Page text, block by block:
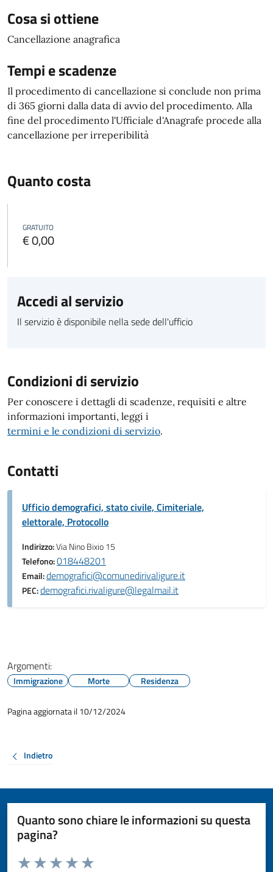
Cosa si ottiene
Cancellazione anagrafica
Tempi e scadenze
Il procedimento di cancellazione si conclude non prima
di 365 giorni dalla data di avvio del procedimento. Alla
fine del procedimento l'Ufficiale d'Anagrafe procede alla
cancellazione per irreperibilità
Quanto costa
GRATUITO
€ 0,00
Accedi al servizio
Il servizio è disponibile nella sede dell'ufficio
Condizioni di servizio
Per conoscere i dettagli di scadenze, requisiti e altre
informazioni importanti, leggi i
termini e le condizioni di servizio.
Contatti
Ufficio demografici, stato civile, Cimiteriale,
elettorale, Protocollo
Indirizzo:Via Nino Bixio 15
Telefono:018448201
Email:demografici@comunedirivaligure.it
PEC:demografici.rivaligure@legalmail.it
Argomenti:
Immigrazione Morte Residenza
Pagina aggiornata il 10/12/2024
Indietro
Quanto sono chiare le informazioni su questa
pagina?
Valuta da 1 a 5 stelle la pagina